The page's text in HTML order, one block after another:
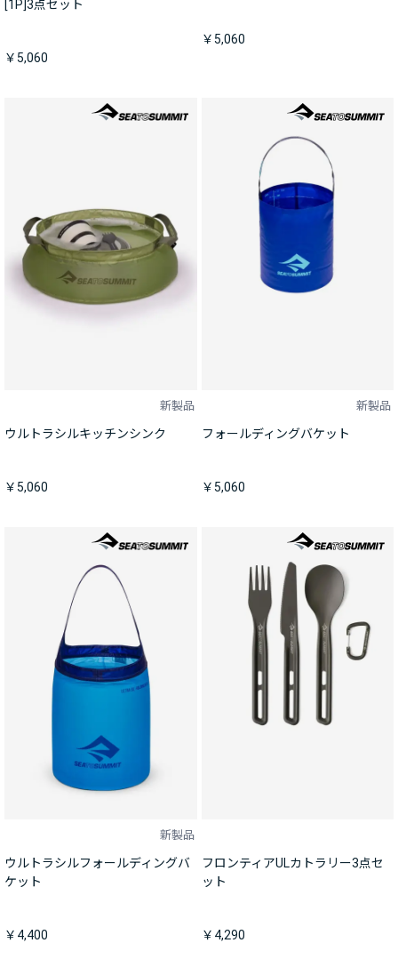
[1P]3点セット
￥5,060
￥5,060
新製品
ウルトラシルキッチンシンク
￥5,060
新製品
フォールディングバケット
￥5,060
新製品
ウルトラシルフォールディングバ
ケット
￥4,400
フロンティアULカトラリー3点セ
ット
￥4,290